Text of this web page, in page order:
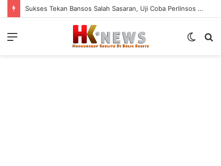
Sukses Tekan Bansos Salah Sasaran, Uji Coba Perlinsos Digital di Surabaya Hampir 100 Persen
Menu
Switch